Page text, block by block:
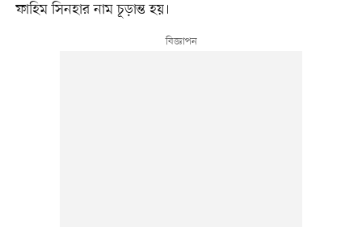
ফাহিম সিনহার নাম চূড়ান্ত হয়।